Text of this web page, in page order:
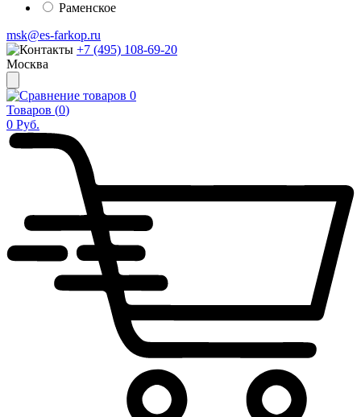
Раменское
msk@es-farkop.ru
+7 (495) 108-69-20
Москва
0
Товаров (0)
0 Руб.